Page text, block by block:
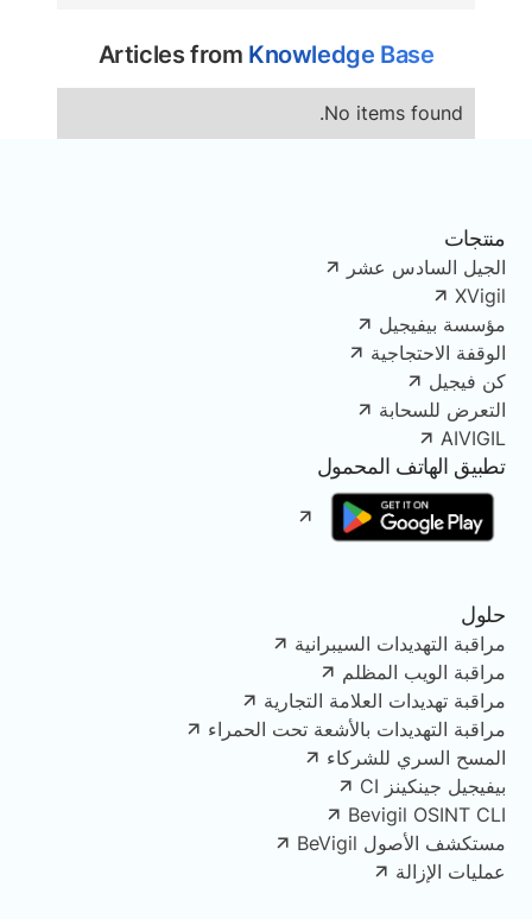
Articles from Knowledge Base
No items found.
منتجات
الجيل السادس عشر
XVigil
مؤسسة بيفيجيل
الوقفة الاحتجاجية
كن فيجيل
التعرض للسحابة
AIVIGIL
تطبيق الهاتف المحمول
حلول
مراقبة التهديدات السيبرانية
مراقبة الويب المظلم
مراقبة تهديدات العلامة التجارية
مراقبة التهديدات بالأشعة تحت الحمراء
المسح السري للشركاء
بيفيجيل جينكينز CI
Bevigil OSINT CLI
مستكشف الأصول BeVigil
عمليات الإزالة